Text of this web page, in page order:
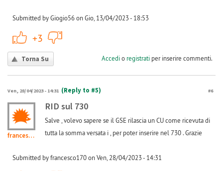
Submitted by Giogio56 on Gio, 13/04/2023 - 18:53
+3
Torna Su Accedio registratiper inserire commenti.
Ven, 28/04/2023 - 14:31 (Reply to #5) #6
francesco170
RID sul 730
Salve , volevo sapere se il GSE rilascia un CU come ricevuta di
tutta la somma versata i , per poter inserire nel 730 . Grazie
Submitted by francesco170 on Ven, 28/04/2023 - 14:31